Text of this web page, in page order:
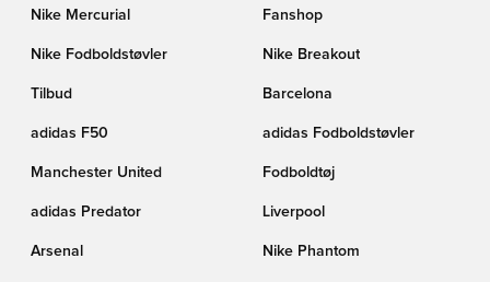
Nike Mercurial Fanshop
Nike Fodboldstøvler Nike Breakout
Tilbud Barcelona
adidas F50 adidas Fodboldstøvler
Manchester United Fodboldtøj
adidas Predator Liverpool
Arsenal Nike Phantom